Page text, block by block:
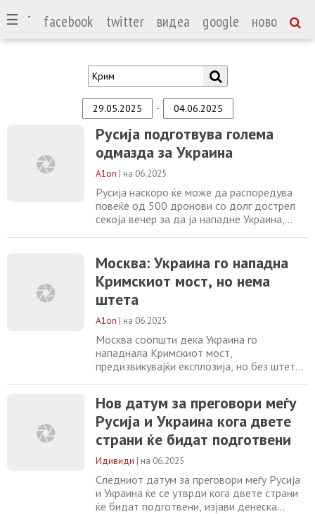
facebook twitter видеа google ново
-
Русија подготвува голема
одмазда за Украина
A1on | на 06.2025
Русија наскоро ќе може да распоредува
повеќе од 500 дронови со долг дострел
секоја вечер за да ја нападне Украина,
извор од украинското воено разузнавање
за „Киев Индепендент“. Според изворот,
руското производство на еден вид дрон –
„Геран“ од типот Шахед – е до 70
Москва: Украина го нападна
Кримскиот мост, но нема
штета
A1on | на 06.2025
Moсква соопшти дека Украина го
нападнала Кримскиот мост,
предизвикувајќи експлозија, но без штета.
направа погодила патен и железнички
мост што ги поврзува Русија и
анектираниот Кримски полуостров под
нивото на водата. „Имаше експлозија“,
рече портпаролот на Кремљ, Дмитриј
Песков
Нов датум за преговори меѓу
Русија и Украина кога двете
страни ќе бидат подготвени
Идивиди | на 06.2025
Следниот датум за преговори меѓу Русија
и Украина ќе се утврди кога двете страни
ќе бидат подготвени, изјави денеска